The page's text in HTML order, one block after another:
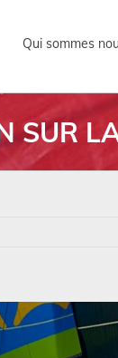
Qui sommes
SUR